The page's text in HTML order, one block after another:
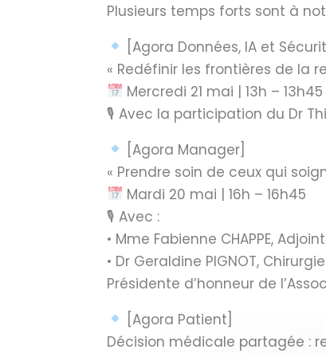
Plusieurs temps forts sont à
[Agora Données, IA et
« Redéfinir les frontières de la
Mercredi 21 mai | 13h – 13h45
🎙 Avec la participation du Dr
[Agora Manager]
« Prendre soin de ceux qui
Mardi 20 mai | 16h – 16h45
🎙 Avec :
• Mme Fabienne CHAPPE,
• Dr Geraldine PIGNOT,
Présidente d’honneur de
[Agora Patient]
Décision médicale partagée :